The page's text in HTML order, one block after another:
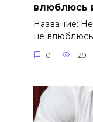
влюблюсь
Название:
не влюблюсь
0 129